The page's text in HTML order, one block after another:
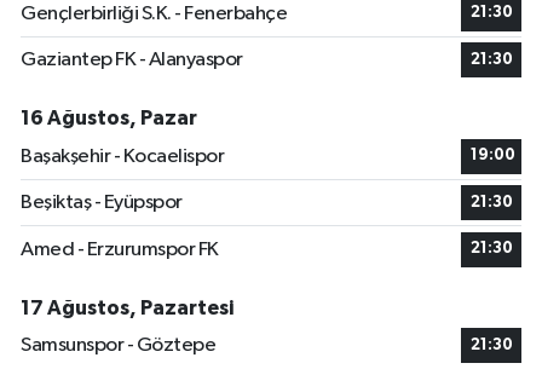
Gençlerbirliği S.K. - Fenerbahçe 21:30
Gaziantep FK - Alanyaspor 21:30
16 Ağustos, Pazar
Başakşehir - Kocaelispor
19:00
Beşiktaş - Eyüpspor 21:30
Amed - Erzurumspor FK 21:30
17 Ağustos, Pazartesi
Samsunspor - Göztepe
21:30